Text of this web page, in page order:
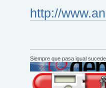
http://
Siempre que pasa igual